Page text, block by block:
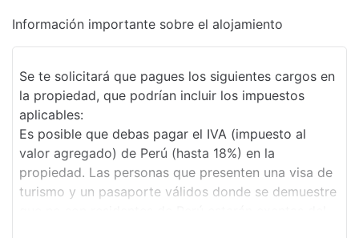
Concierge
Servicios con cargo extra
Información importante sobre el alojamiento
Se te solicitará que pagues los siguientes cargos en
la propiedad, que podrían incluir los impuestos
aplicables:
Es posible que debas pagar el IVA (impuesto al
valor agregado) de Perú (hasta 18%) en la
propiedad. Las personas que presenten una visa de
turismo y un pasaporte válidos donde se demuestre